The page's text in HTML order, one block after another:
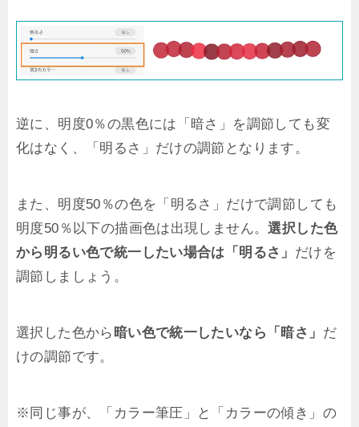
逆に、明度0％の黒色には「暗さ」を調節しても変
化はなく、「明るさ」だけの調節となります。
また、明度50％の色を「明るさ」だけで調節しても
明度50％以下の描画色は出現しません。選択した色
から明るい色で統一したい場合は「明るさ」 だけを
調節しましょう。
選択した色から 暗い色で統一したいなら「暗さ」 だ
けの調節です。
※同じ事が、「カラー筆圧」と「カラーの傾き」の